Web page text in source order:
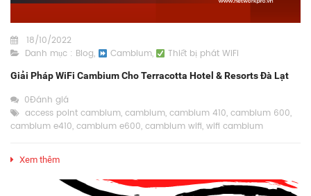
18/10/2022
Danh mục : Blog, Cambium, Thiết bị phát WiFi
Giải Pháp WiFi Cambium Cho Terracotta Hotel & Resorts Đà Lạt
0Đánh giá
access point cambium, cambium, cambium 410, cambium 600,
cambium e410, cambium e600, cambium wifi, wifi cambium
Xem thêm